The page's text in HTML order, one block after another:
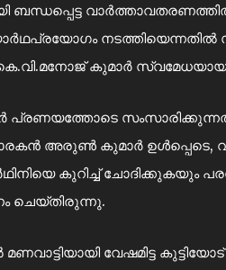
വാർത്താവതരണത്തിൽ
നടത്തിയെന്നതിൽ
കുമാർ
പ്രണയത്തോടെ
അരുണ്‍ കുമാര്‍ ഉള്‍പ്പെടെ,
കുറിച്ച് ചോദിക്കുകയും
ചെയ്തിരുന്നു.
വേഷമിട്ട